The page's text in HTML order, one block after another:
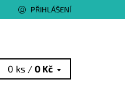
PŘIHLÁŠENÍ
0 ks /0 Kč